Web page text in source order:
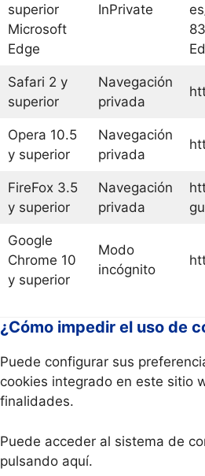
superior
Microsoft
Edge
InPrivate
Safari 2 y
superior
Navegación
privada
Opera 10.5
y superior
Navegación
privada
FireFox 3.5
y superior
Navegación
privada
Google
Chrome 10
y superior
Modo
incógnito
¿Cómo impedir el uso de
Puede configurar sus
cookies integrado en este sitio
finalidades.
Puede acceder al sistema de
pulsando aquí.